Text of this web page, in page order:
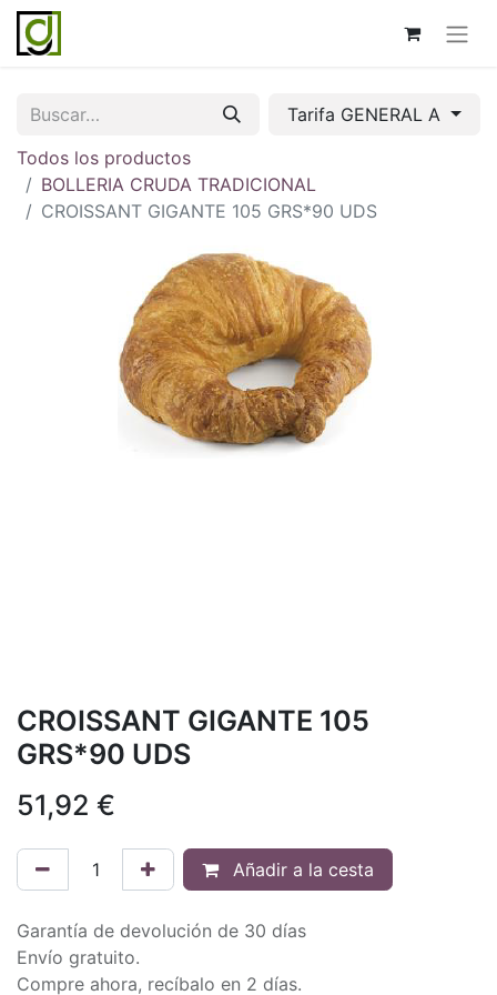
Tarifa GENERAL A
Todos los productos
BOLLERIA CRUDA TRADICIONAL
CROISSANT GIGANTE 105 GRS*90 UDS
CROISSANT GIGANTE 105
GRS*90 UDS
51,92 €
Añadir a la cesta
Garantía de devolución de 30 días
Envío gratuito.
Compre ahora, recíbalo en 2 días.